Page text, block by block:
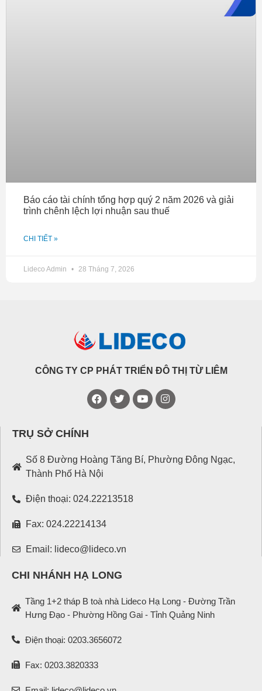
Báo cáo tài chính tổng hợp quý 2 năm 2026 và giải
trình chênh lệch lợi nhuận sau thuế
CHI TIẾT »
Lideco Admin 28 Tháng 7, 2026
CÔNG TY CP PHÁT TRIỂN ĐÔ THỊ TỪ LIÊM
TRỤ SỞ CHÍNH
Số 8 Đường Hoàng Tăng Bí, Phường Đông Ngạc,
Thành Phố Hà Nội
Điện thoại: 024.22213518
Fax: 024.22214134
Email: lideco@lideco.vn
CHI NHÁNH HẠ LONG
Tầng 1+2 tháp B toà nhà Lideco Hạ Long - Đường Trần
Hưng Đạo - Phường Hồng Gai - Tỉnh Quảng Ninh
Điện thoại: 0203.3656072
Fax: 0203.3820333